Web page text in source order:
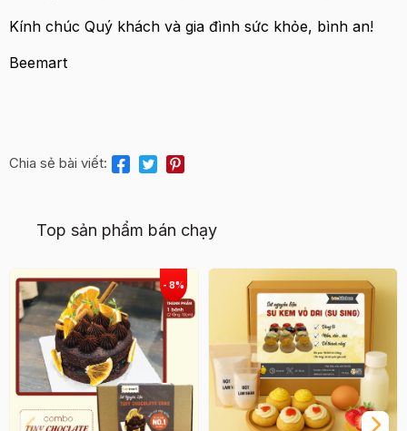
Kính chúc Quý khách và gia đình sức khỏe, bình an!
Beemart
Chia sẻ bài viết:
Top sản phẩm bán chạy